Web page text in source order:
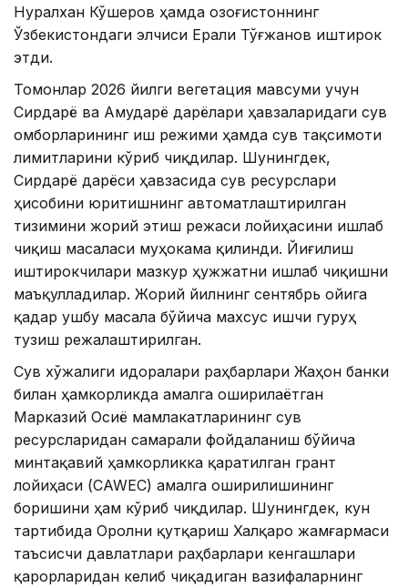
Нуралхан Кўшеров ҳамда Қозоғистоннинг
Ўзбекистондаги элчиси Ерали Тўғжанов иштирок
этди.
Томонлар 2026 йилги вегетация мавсуми учун
Сирдарё ва Амударё дарёлари ҳавзаларидаги сув
омборларининг иш режими ҳамда сув тақсимоти
лимитларини кўриб чиқдилар. Шунингдек,
Сирдарё дарёси ҳавзасида сув ресурслари
ҳисобини юритишнинг автоматлаштирилган
тизимини жорий этиш режаси лойиҳасини ишлаб
чиқиш масаласи муҳокама қилинди. Йиғилиш
иштирокчилари мазкур ҳужжатни ишлаб чиқишни
маъқулладилар. Жорий йилнинг сентябрь ойига
қадар ушбу масала бўйича махсус ишчи гуруҳ
тузиш режалаштирилган.
Сув хўжалиги идоралари раҳбарлари Жаҳон банки
билан ҳамкорликда амалга оширилаётган
Марказий Осиё мамлакатларининг сув
ресурсларидан самарали фойдаланиш бўйича
минтақавий ҳамкорликка қаратилган грант
лойиҳаси (CAWEC) амалга оширилишининг
боришини ҳам кўриб чиқдилар. Шунингдек, кун
тартибида Оролни қутқариш Халқаро жамғармаси
таъсисчи давлатлари раҳбарлари кенгашлари
қарорларидан келиб чиқадиган вазифаларнинг